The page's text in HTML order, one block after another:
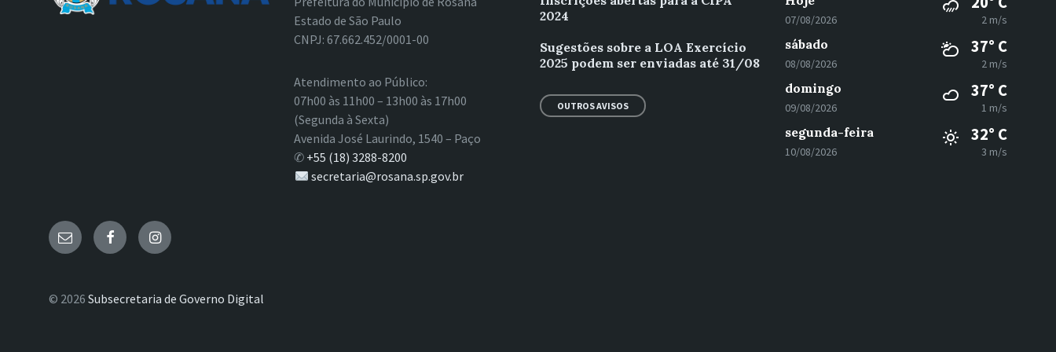
Estado de São Paulo
CNPJ: 67.662.452/0001-00
Atendimento ao Público:
07h00 às 11h00 – 13h00 às 17h00
(Segunda à Sexta)
Avenida José Laurindo, 1540 – Paço
✆ +55 (18) 3288-8200
secretaria@rosana.sp.gov.br
2024
Sugestões sobre a LOA Exercício
2025 podem ser enviadas até 31/08
OUTROS AVISOS
07/08/2026 2 m/s
sábado
08/08/2026
37° C
2 m/s
domingo
09/08/2026
37° C
1 m/s
segunda-feira
10/08/2026
32° C
3 m/s
E- FacebookInstagram
© 2026 Subsecretaria de Governo Digital